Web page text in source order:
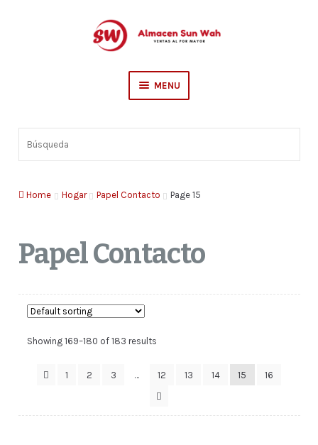
MENU
Sederia
Hogar
Home Hogar Papel Contacto Page 15
Papel Contacto
Showing 169–180 of 183 results
1 2 3 … 12 13 14 15 16